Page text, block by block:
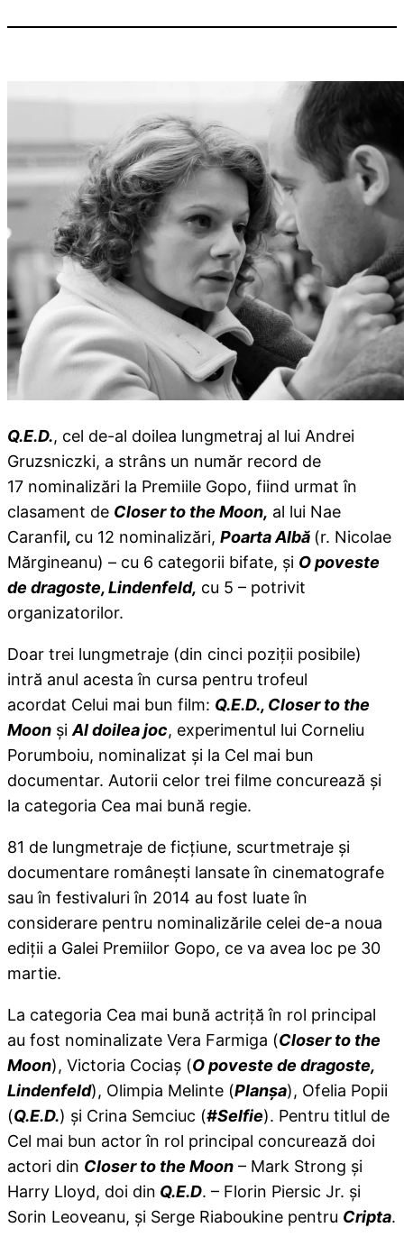
Q.E.D., cel de-al doilea lungmetraj al lui Andrei
Gruzsniczki, a strâns un număr record de
17 nominalizări la Premiile Gopo, fiind urmat în
clasament de Closer to the Moon, al lui Nae
Caranfil, cu 12 nominalizări, Poarta Albă (r. Nicolae
Mărgineanu) – cu 6 categorii bifate, și O poveste
de dragoste, Lindenfeld, cu 5 – potrivit
organizatorilor.
Doar trei lungmetraje (din cinci poziții posibile)
intră anul acesta în cursa pentru trofeul
acordat Celui mai bun film: Q.E.D., Closer to the
Moon și Al doilea joc, experimentul lui Corneliu
Porumboiu, nominalizat și la Cel mai bun
documentar. Autorii celor trei filme concurează și
la categoria Cea mai bună regie.
81 de lungmetraje de ficțiune, scurtmetraje și
documentare româneşti lansate în cinematografe
sau în festivaluri în 2014 au fost luate în
considerare pentru nominalizările celei de-a noua
ediții a Galei Premiilor Gopo, ce va avea loc pe 30
martie.
La categoria Cea mai bună actriță în rol principal
au fost nominalizate Vera Farmiga (Closer to the
Moon), Victoria Cociaș (O poveste de dragoste,
Lindenfeld), Olimpia Melinte (Planșa), Ofelia Popii
(Q.E.D.) și Crina Semciuc (#Selfie). Pentru titlul de
Cel mai bun actor în rol principal concurează doi
actori din Closer to the Moon – Mark Strong și
Harry Lloyd, doi din Q.E.D. – Florin Piersic Jr. și
Sorin Leoveanu, și Serge Riaboukine pentru Cripta.